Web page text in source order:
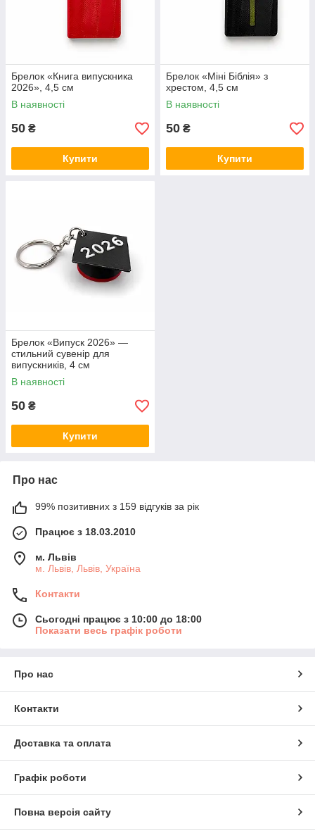
Брелок «Книга випускника
2026», 4,5 см
В наявності
50 ₴
Купити
Брелок «Міні Біблія» з
хрестом, 4,5 см
В наявності
50 ₴
Купити
Брелок «Випуск 2026» —
стильний сувенір для
випускників, 4 см
В наявності
50 ₴
Купити
Про нас
99% позитивних з 159 відгуків за рік
Працює з 18.03.2010
м. Львів
м. Львів, Львів, Україна
Контакти
Сьогодні працює з 10:00 до 18:00
Показати весь графік роботи
Про нас
Контакти
Доставка та оплата
Графік роботи
Повна версія сайту